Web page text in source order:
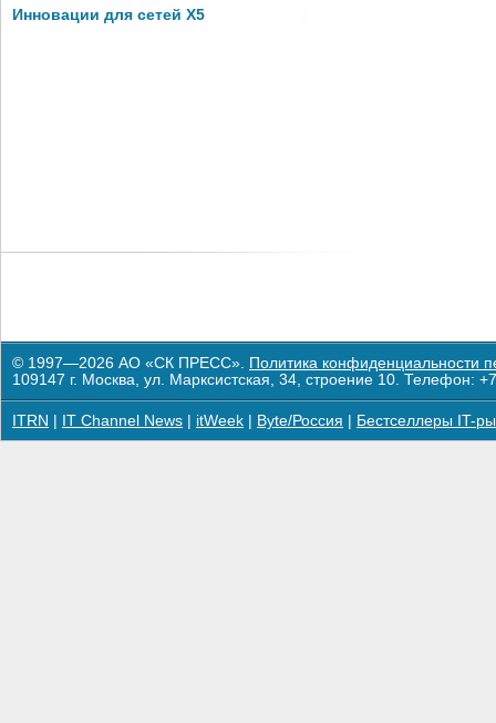
Инновации для сетей X5
© 1997—2026 АО «СК ПРЕСС». Политика конфиденциальности
109147 г. Москва, ул. Марксистская, 34, строение 10. Телефон:
ITRN IT Channel News itWeek Byte/Россия Бестселлеры IT-